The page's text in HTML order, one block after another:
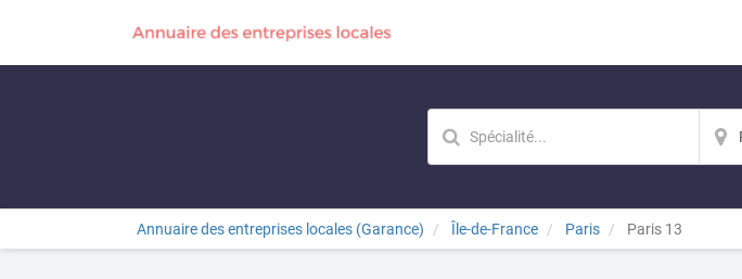
Annuaire des entreprises locales (Garance) Île-de-France Paris Paris 13